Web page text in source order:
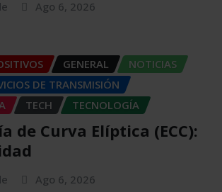
Ago 6, 2026
GENERAL
NOTICIAS
DE TRANSMISIÓN
TECH TECNOLOGÍA
de Curva Elíptica (ECC):
Ago 6, 2026